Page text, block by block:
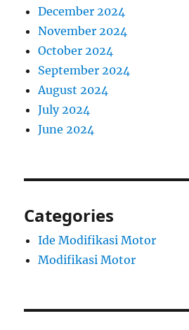
December 2024
November 2024
October 2024
September 2024
August 2024
July 2024
June 2024
Categories
Ide Modifikasi Motor
Modifikasi Motor